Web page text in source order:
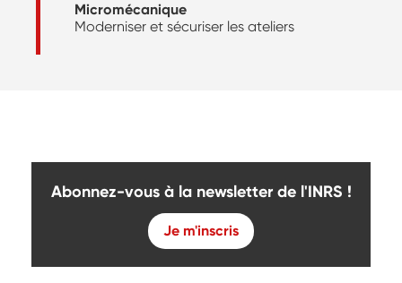
Micromécanique
Moderniser et sécuriser les ateliers
Abonnez-vous à la newsletter de l'INRS !
Je m'inscris